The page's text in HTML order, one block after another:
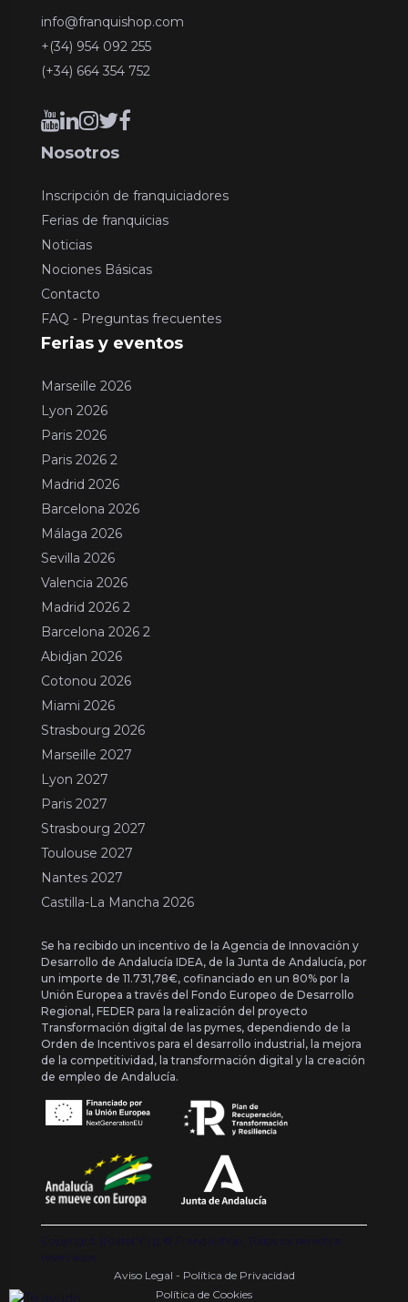
info@franquishop.com
+(34) 954 092 255
(+34) 664 354 752
Nosotros
Inscripción de franquiciadores
Ferias de franquicias
Noticias
Nociones Básicas
Contacto
FAQ - Preguntas frecuentes
Ferias y eventos
Marseille 2026
Lyon 2026
Paris 2026
Paris 2026 2
Madrid 2026
Barcelona 2026
Málaga 2026
Sevilla 2026
Valencia 2026
Madrid 2026 2
Barcelona 2026 2
Abidjan 2026
Cotonou 2026
Miami 2026
Strasbourg 2026
Marseille 2027
Lyon 2027
Paris 2027
Strasbourg 2027
Toulouse 2027
Nantes 2027
Castilla-La Mancha 2026
Se ha recibido un incentivo de la Agencia de Innovación y
Desarrollo de Andalucía IDEA, de la Junta de Andalucía, por
un importe de 11.731,78€, cofinanciado en un 80% por la
Unión Europea a través del Fondo Europeo de Desarrollo
Regional, FEDER para la realización del proyecto
Transformación digital de las pymes, dependiendo de la
Orden de Incentivos para el desarrollo industrial, la mejora
de la competitividad, la transformación digital y la creación
de empleo de Andalucía.
Copyright {{ date('Y') }} ® Franquishop. Todos los derechos
reservados
Aviso Legal - Política de Privacidad
Política de Cookies